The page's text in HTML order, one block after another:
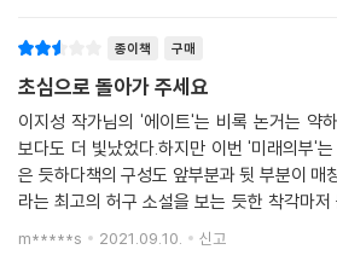
석유가 처음 발견된 뒤 록펠러의 스탠더드오일
등장해 미국 석유산업을 독점했다. 당시 스탠
플, 마이크로소프트 같은 기업이었다. 그때도
탠더드오일이 이미 이렇게 잘나가는 부자 기
어떻게 더 확장되겠어?” (중략) 결론은 석유
사람들의 승리였다. 미국과 유럽 위주의 석유
시아로 넘어갔고, 그 뒤 아프리카, 중동으로
으로 건물주의 꿈도 물거품이 되었다. 기존에 알
조리 깨져버린 상황에서 목돈을 만들 수 없는
고 코인과 주식에 열광하는 것은 당연하다. 하
수익을 낸 사람은 있을지 몰라도 장기적인 안
투자를 이어나가는 사람을 찾아보기는 쉽지
이 책 『미래의 부』는 코로나19가 종식되고 그
가구의 증가, 대량 실직 사태, 고령화 인구의
종이책 구매
초심으로 돌아가 주세요
이지성 작가님의 '에이트'는 비록 논거는 약
보다도 더 빛났었다.하지만 이번 '미래의부'
은 듯하다책의 구성도 앞부분과 뒷 부분이 매
라는 최고의 허구 소설을 보는 듯한 착각마
건지...너무 슬프다부디 작가님께서는 초심으
m*****s 2021.09.10. 신고